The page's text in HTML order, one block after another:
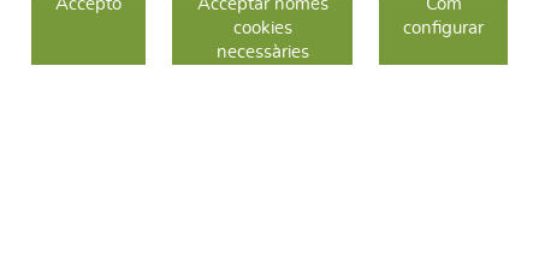
Accepto
Acceptar només
cookies
necessàries
Com
configurar